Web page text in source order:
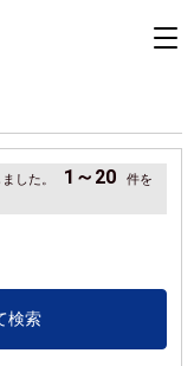
した。 1～20
件を
検索